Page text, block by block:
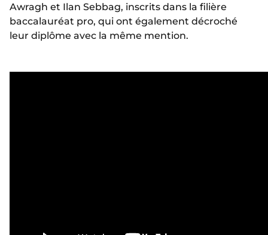
Awragh et Ilan Sebbag, inscrits dans la filière
baccalauréat pro, qui ont également décroché
leur diplôme avec la même mention.